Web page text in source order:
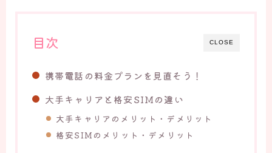
CLOSE
目次
携帯電話の料金プランを見直そう！
大手キャリアと格安SIMの違い
大手キャリアのメリット・デメリット
格安SIMのメリット・デメリット